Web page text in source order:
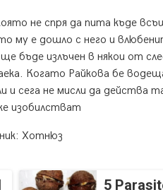
не спря да пита къде
му е дошло с него и
бъде излъчен в някои от
Когато Райкова бе
сега не мисли да действа
изобилстват
Хотнюз
5